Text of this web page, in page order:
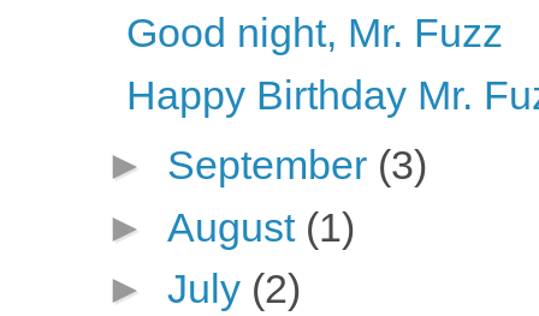
Good night, Mr. Fuzz
Happy Birthday Mr.
► September (3)
► August (1)
► July (2)